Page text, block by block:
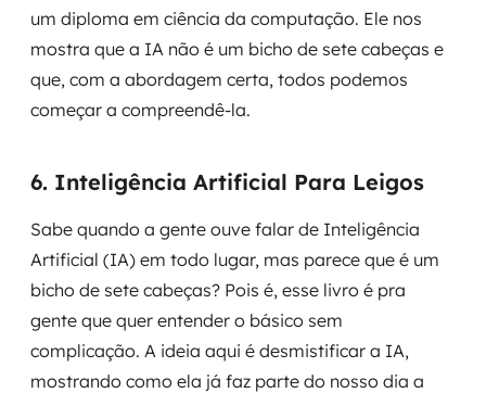
um diploma em ciência da computação. Ele nos
mostra que a IA não é um bicho de sete cabeças e
que, com a abordagem certa, todos podemos
começar a compreendê-la.
6. Inteligência Artificial Para Leigos
Sabe quando a gente ouve falar de Inteligência
Artificial (IA) em todo lugar, mas parece que é um
bicho de sete cabeças? Pois é, esse livro é pra
gente que quer entender o básico sem
complicação. A ideia aqui é desmistificar a IA,
mostrando como ela já faz parte do nosso dia a